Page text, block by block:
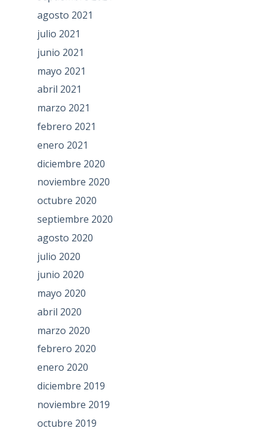
agosto 2021
julio 2021
junio 2021
mayo 2021
abril 2021
marzo 2021
febrero 2021
enero 2021
diciembre 2020
noviembre 2020
octubre 2020
septiembre 2020
agosto 2020
julio 2020
junio 2020
mayo 2020
abril 2020
marzo 2020
febrero 2020
enero 2020
diciembre 2019
noviembre 2019
octubre 2019